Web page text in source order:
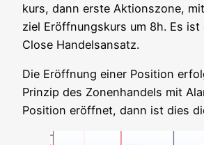
kurs, dann ers­te Akti­ons­zo­ne,
ziel Eröff­nungs­kurs um 8h. Es ist
Clo­se Handelsansatz.
Die Eröff­nung einer Posi­ti­on
Prin­zip des Zonen­han­dels mit
Posi­ti­on eröff­net, dann ist dies